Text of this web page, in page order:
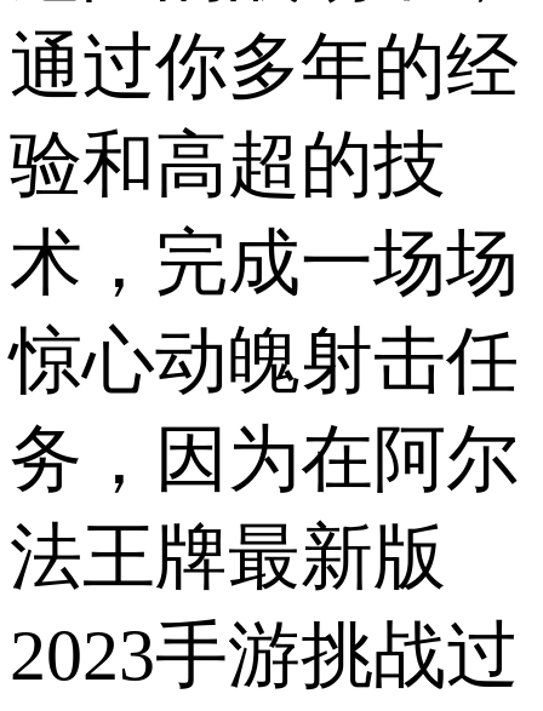
通过你多年的经
验和高超的技
术，完成一场场
惊心动魄射击任
务，因为在阿尔
法王牌最新版
2023手游挑战过